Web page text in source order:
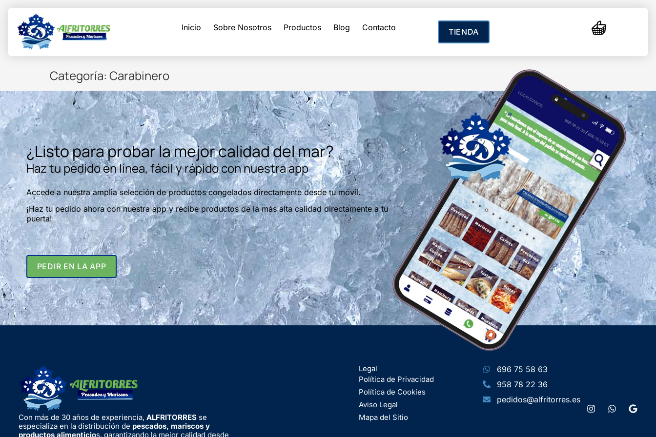
Inicio Sobre Nosotros Productos Blog Contacto TIENDA
Categoría: Carabinero
¿Listo para probar la mejor calidad del mar?
Haz tu pedido en línea, fácil y rápido con nuestra app
Accede a nuestra amplia selección de productos congelados directamente desde tu móvil.
¡Haz tu pedido ahora con nuestra app y recibe productos de la más alta calidad directamente a tu
puerta!
PEDIR EN LA APP
Con más de 30 años de experiencia, ALFRITORRES se
especializa en la distribución de pescados, mariscos y
productos alimenticios, garantizando la mejor calidad desde
Legal
Política de Privacidad
Política de Cookies
Aviso Legal
Mapa del Sitio
696 75 58 63
958 78 22 36
pedidos@alfritorres.es